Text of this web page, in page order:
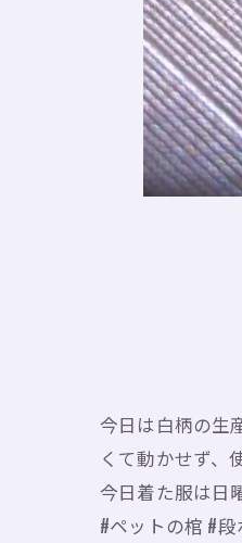
今日は白柄の生
くて動かせず、
今日着た服は日
#ペットの棺 #